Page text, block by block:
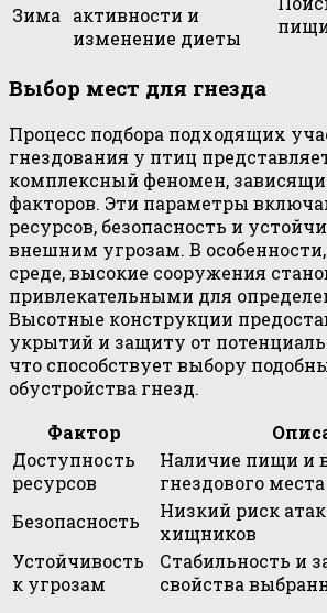
Зима
активности и
изменение диеты
Выбор мест для гнезда
Процесс подбора подходящих
гнездования у птиц
комплексный феномен,
факторов. Эти параметры
ресурсов, безопасность и
внешним угрозам. В особенности,
среде, высокие сооружения
привлекательными для
Высотные конструкции
укрытий и защиту от
что способствует выбору
обустройства гнезд.
Фактор
Доступность
ресурсов
Наличие пищи и
гнездового места
Безопасность
Низкий риск
хищников
Устойчивость
к угрозам
Стабильность и
свойства